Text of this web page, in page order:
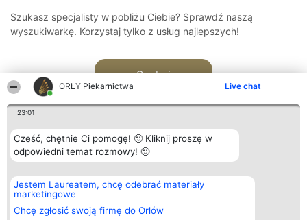
ORŁY Piekarnictwa Live chat
23:01
Cześć, chętnie Ci pomogę! 🙂 Kliknij proszę w
odpowiedni temat rozmowy! 🙂
Jestem Laureatem, chcę odebrać materiały
marketingowe
Chcę zgłosić swoją firmę do Orłów
Szukasz specjalisty w pobliżu Ciebie? Sprawdź naszą
wyszukiwarkę. Korzystaj tylko z usług najlepszych!
Szukaj
Organizator plebiscytu
Bright Side Solutions sp. z o.
o. sp. k.
ul. Ruska 22
Wrocław 50-079
Plebiscyt
Laureaci
wszystkich
Laureatów
Kontakt
Kontakt